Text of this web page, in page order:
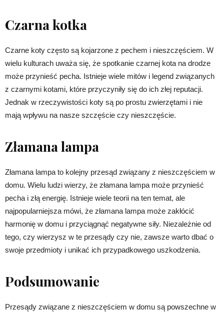
Czarna kotka
Czarne koty często są kojarzone z pechem i nieszczęściem. W
wielu kulturach uważa się, że spotkanie czarnej kota na drodze
może przynieść pecha. Istnieje wiele mitów i legend związanych
z czarnymi kotami, które przyczyniły się do ich złej reputacji.
Jednak w rzeczywistości koty są po prostu zwierzętami i nie
mają wpływu na nasze szczęście czy nieszczęście.
Złamana lampa
Złamana lampa to kolejny przesąd związany z nieszczęściem w
domu. Wielu ludzi wierzy, że złamana lampa może przynieść
pecha i złą energię. Istnieje wiele teorii na ten temat, ale
najpopularniejsza mówi, że złamana lampa może zakłócić
harmonię w domu i przyciągnąć negatywne siły. Niezależnie od
tego, czy wierzysz w te przesądy czy nie, zawsze warto dbać o
swoje przedmioty i unikać ich przypadkowego uszkodzenia.
Podsumowanie
Przesądy związane z nieszczęściem w domu są powszechne w